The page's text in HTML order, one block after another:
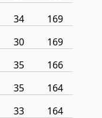
34
169
30
169
35
166
35
164
33
164